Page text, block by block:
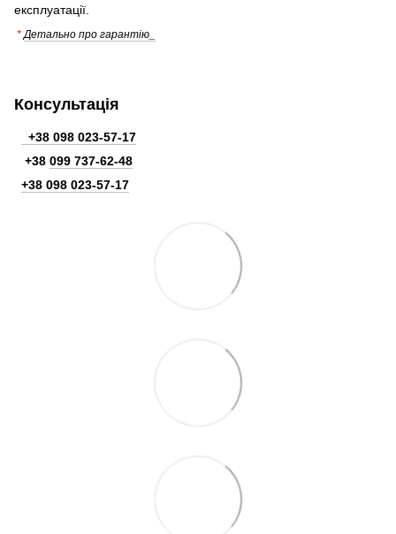
експлуатації.
* Детально про гарантію_
Консультація
+38 098 023-57-17
+38 099 737-62-48
+38 098 023-57-17